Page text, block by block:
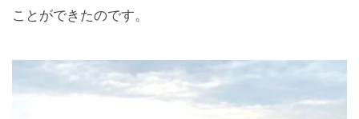
ことができたのです。